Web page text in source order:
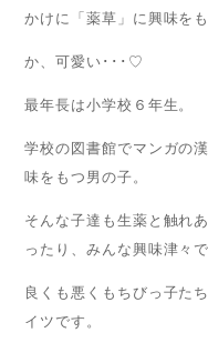
かけに「薬草」に興味を
か、可愛い･･･♡
最年長は小学校６年生。
学校の図書館でマンガの
味をもつ男の子。
そんな子達も生薬と触れ
ったり、みんな興味津々で
良くも悪くもちびっ子た
イツです。